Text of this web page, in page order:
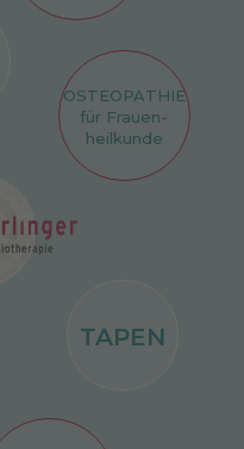
OSTEOPATHIE
für Frauen-
heilkunde
TAPEN